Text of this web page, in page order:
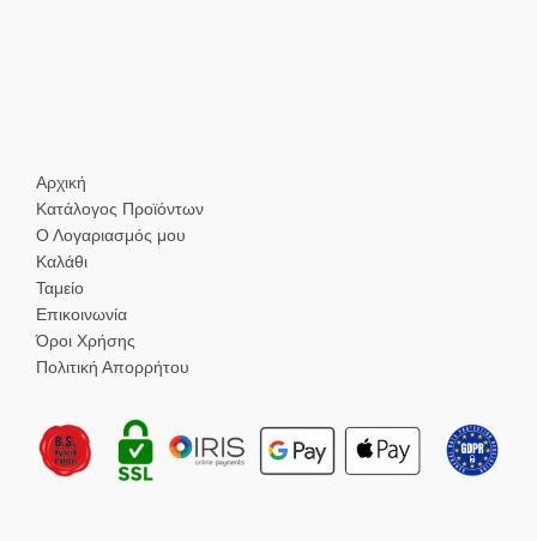
Αρχική
Κατάλογος Προϊόντων
Ο Λογαριασμός μου
Καλάθι
Ταμείο
Επικοινωνία
Όροι Χρήσης
Πολιτική Απορρήτου